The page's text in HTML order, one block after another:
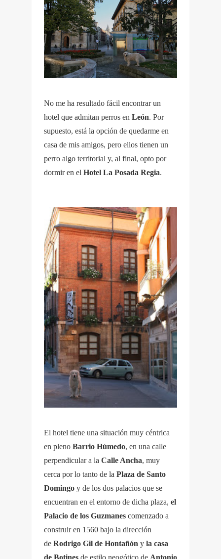
No me ha resultado fácil encontrar un
hotel que admitan perros en León. Por
supuesto, está la opción de quedarme en
casa de mis amigos, pero ellos tienen un
perro algo territorial y, al final, opto por
dormir en el Hotel La Posada Regia.
El hotel tiene una situación muy céntrica
en pleno Barrio Húmedo, en una calle
perpendicular a la Calle Ancha, muy
cerca por lo tanto de la Plaza de Santo
Domingo y de los dos palacios que se
encuentran en el entorno de dicha plaza, el
Palacio de los Guzmanes comenzado a
construir en 1560 bajo la dirección
de Rodrigo Gil de Hontañón y la casa
de Botines de estilo neogótico de Antonio